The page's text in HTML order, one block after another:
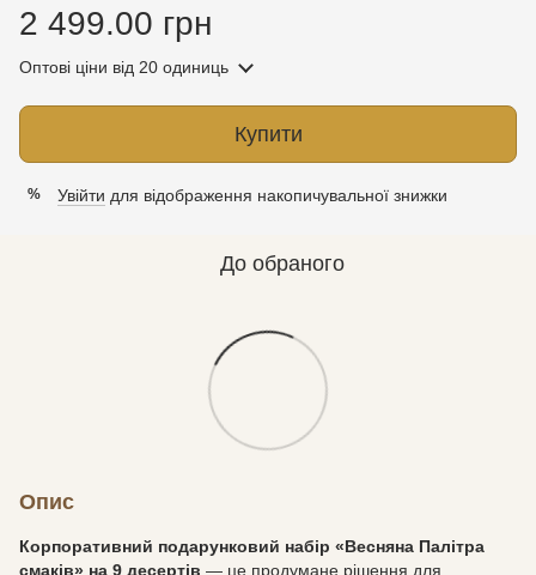
2 499.00 грн
Оптові ціни від 20 одиниць
Купити
% Увійти для відображення накопичувальної знижки
До обраного
Опис
Корпоративний подарунковий набір «Весняна Палітра
смаків» на 9 десертів — це продумане рішення для